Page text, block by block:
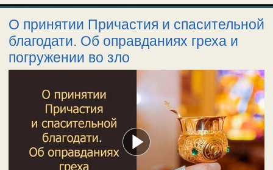
О принятии Причастия и спасительной
благодати. Об оправданиях греха и
погружении во зло